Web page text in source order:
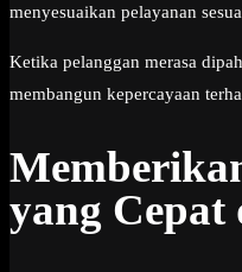
menyesuaikan pelayanan
Ketika pelanggan merasa
membangun kepercayaan
yang Cepat